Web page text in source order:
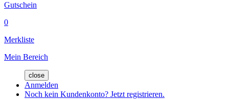
Gutschein
0
Merkliste
Mein Bereich
close
Anmelden
Noch kein Kundenkonto? Jetzt registrieren.